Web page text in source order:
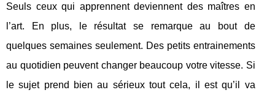
Seuls ceux qui apprennent deviennent des maîtres en
l’art. En plus, le résultat se remarque au bout de
quelques semaines seulement. Des petits entrainements
au quotidien peuvent changer beaucoup votre vitesse. Si
le sujet prend bien au sérieux tout cela, il est qu’il va